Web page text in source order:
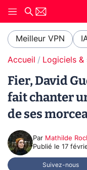
Meilleur VPN
Accueil Logiciels &
Fier, David
fait chanter
de ses
Par Mathilde
Publié le 17
Suivez-nous